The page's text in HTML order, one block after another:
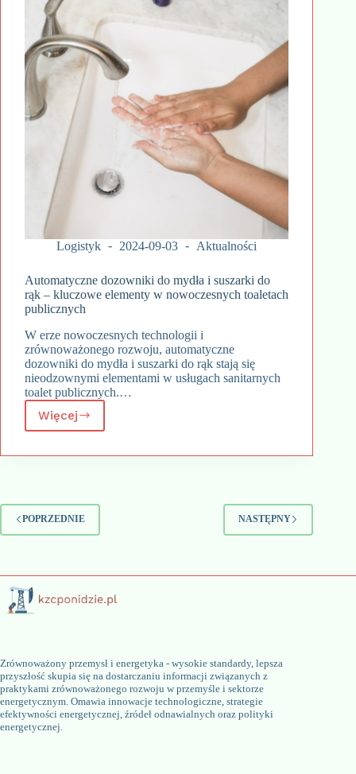
Logistyk 2024-09-03 Aktualności
Automatyczne dozowniki do mydła i suszarki do
rąk – kluczowe elementy w nowoczesnych toaletach
publicznych
W erze nowoczesnych technologii i
zrównoważonego rozwoju, automatyczne
dozowniki do mydła i suszarki do rąk stają się
nieodzownymi elementami w usługach sanitarnych
toalet publicznych.…
WięcejAutomatyczne
dozowniki
do
rąk
–
w
nowoczesnych
toaletach
POPRZEDNIE NASTĘPNY
Zrównoważony przemysł i energetyka - wysokie standardy, lepsza
przyszłość skupia się na dostarczaniu informacji związanych z
praktykami zrównoważonego rozwoju w przemyśle i sektorze
energetycznym. Omawia innowacje technologiczne, strategie
efektywności energetycznej, źródeł odnawialnych oraz polityki
energetycznej.